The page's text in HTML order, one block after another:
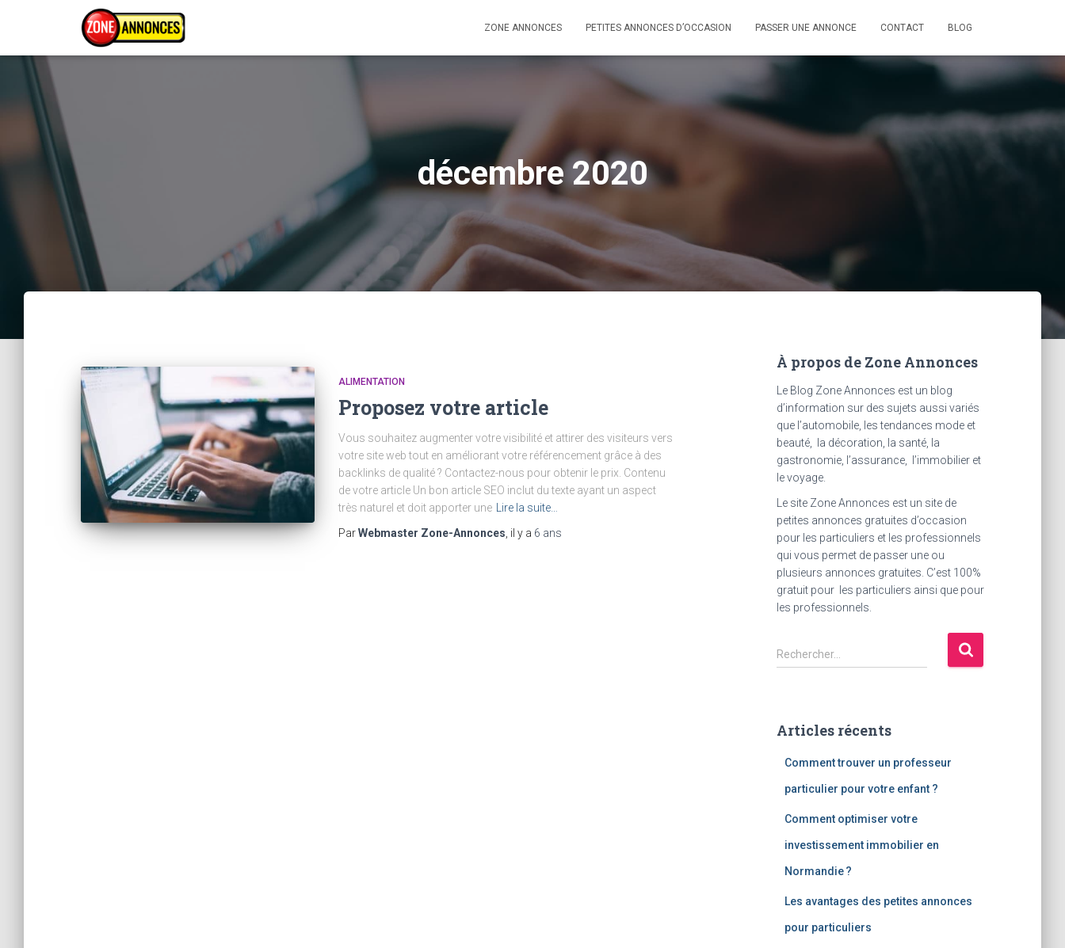
ZONE ANNONCES PETITES ANNONCES D’OCCASION PASSER UNE ANNONCE CONTACT BLOG
décembre 2020
ALIMENTATION
Proposez votre article
Vous souhaitez augmenter votre visibilité et attirer des visiteurs vers
votre site web tout en améliorant votre référencement grâce à des
backlinks de qualité ? Contactez-nous pour obtenir le prix. Contenu
de votre article Un bon article SEO inclut du texte ayant un aspect
très naturel et doit apporter une
Lire la suite…
ParWebmaster Zone-Annonces , il y a 6 ans
À propos de Zone Annonces
Le Blog Zone Annonces est un blog
d’information sur des sujets aussi variés
que l’automobile, les tendances mode et
beauté, la décoration, la santé, la
gastronomie, l’assurance, l’immobilier et
le voyage.
Le site Zone Annonces est un site de
petites annonces gratuites d’occasion
pour les particuliers et les professionnels
qui vous permet de passer une ou
plusieurs annonces gratuites. C’est 100%
gratuit pour les particuliers ainsi que pour
les professionnels.
R
e
r
Rechercher…
Articles récents
Comment trouver un professeur
particulier pour votre enfant ?
Comment optimiser votre
investissement immobilier en
Normandie ?
Les avantages des petites annonces
pour particuliers